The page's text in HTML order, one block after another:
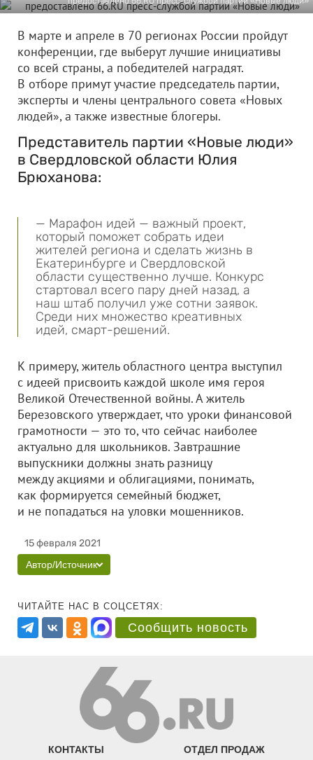
В марте и апреле в 70 регионах России пройдут
конференции, где выберут лучшие инициативы
со всей страны, а победителей наградят.
В отборе примут участие председатель партии,
эксперты и члены центрального совета «Новых
людей», а также известные блогеры.
Представитель партии «Новые люди»
в Свердловской области Юлия
Брюханова:
— Марафон идей — важный проект,
который поможет собрать идеи
жителей региона и сделать жизнь в
Екатеринбурге и Свердловской
области существенно лучше. Конкурс
стартовал всего пару дней назад, а
наш штаб получил уже сотни заявок.
Среди них множество креативных
идей, смарт-решений.
К примеру, житель областного центра выступил
с идеей присвоить каждой школе имя героя
Великой Отечественной войны. А житель
Березовского утверждает, что уроки финансовой
грамотности — это то, что сейчас наиболее
актуально для школьников. Завтрашние
выпускники должны знать разницу
между акциями и облигациями, понимать,
как формируется семейный бюджет,
и не попадаться на уловки мошенников.
15 февраля 2021
Автор/Источник
ЧИТАЙТЕ НАС В СОЦСЕТЯХ:
Сообщить новость
КОНТАКТЫ ОТДЕЛ ПРОДАЖ